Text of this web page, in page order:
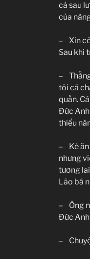
cả sau
của
– Xin
Sau khi
–
tôi cá
quần.
Đức Anh
thiểu
– Kẻ ăn
nhưng
tương
Lão bá
– Ông
Đức
–